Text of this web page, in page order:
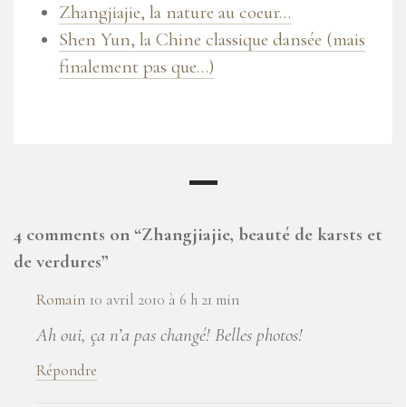
Zhangjiajie, la nature au coeur…
Shen Yun, la Chine classique dansée (mais
finalement pas que…)
4 comments on “Zhangjiajie, beauté de karsts et
de verdures”
Romain 10 avril 2010 à 6 h 21 min
Ah oui, ça n’a pas changé! Belles photos!
Répondre